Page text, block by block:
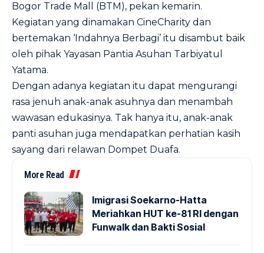
Bogor Trade Mall (BTM), pekan kemarin.
Kegiatan yang dinamakan CineCharity dan
bertemakan ‘Indahnya Berbagi’ itu disambut baik
oleh pihak Yayasan Pantia Asuhan Tarbiyatul
Yatama.
Dengan adanya kegiatan itu dapat mengurangi
rasa jenuh anak-anak asuhnya dan menambah
wawasan edukasinya. Tak hanya itu, anak-anak
panti asuhan juga mendapatkan perhatian kasih
sayang dari relawan Dompet Duafa.
More Read
Imigrasi Soekarno-Hatta
Meriahkan HUT ke-81 RI dengan
Funwalk dan Bakti Sosial